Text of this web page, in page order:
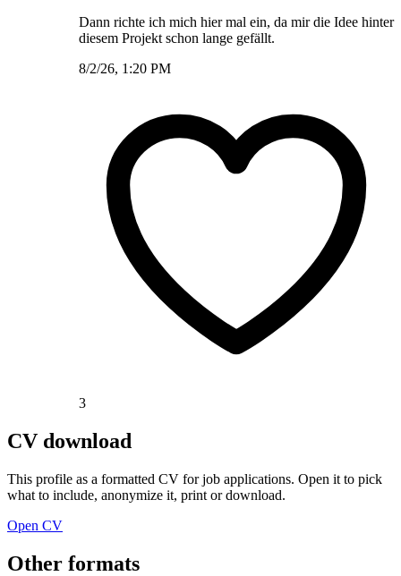
Dann richte ich mich hier mal ein, da mir die Idee hinter
diesem Projekt schon lange gefällt.
8/2/26, 1:20 PM
3
CV download
This profile as a formatted CV for job applications. Open it to pick
what to include, anonymize it, print or download.
Open CV
Other formats